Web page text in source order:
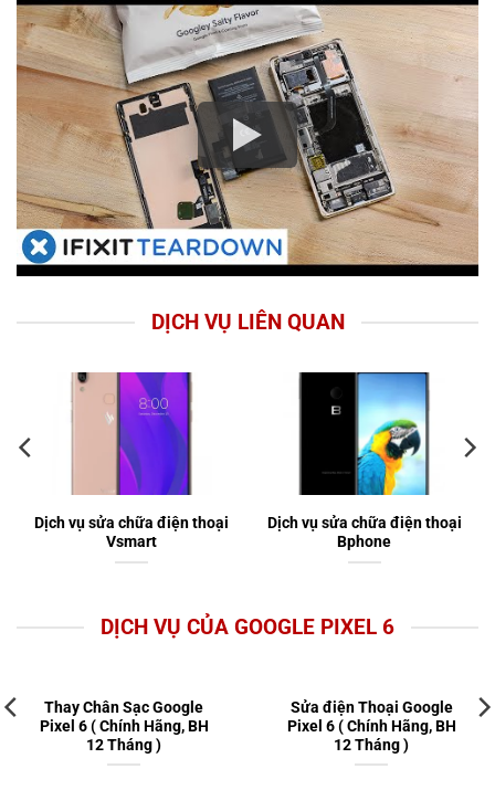
DỊCH VỤ LIÊN QUAN
Dịch vụ sửa chữa điện thoại
Vsmart
Dịch vụ sửa chữa điện thoại
Bphone
DỊCH VỤ CỦA GOOGLE PIXEL 6
Thay Chân Sạc Google
Pixel 6 ( Chính Hãng, BH
12 Tháng )
Sửa điện Thoại Google
Pixel 6 ( Chính Hãng, BH
12 Tháng )